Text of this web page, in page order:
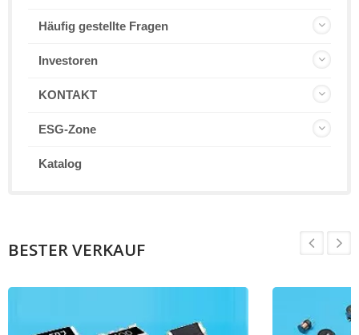
Häufig gestellte Fragen
Investoren
KONTAKT
ESG-Zone
Katalog
BESTER VERKAUF